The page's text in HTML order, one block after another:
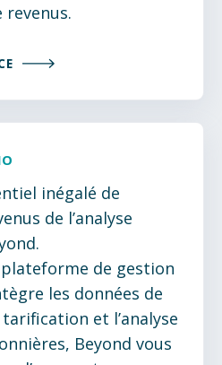
inégalé de
de l’analyse
de gestion
les données de
et l’analyse
Beyond vous